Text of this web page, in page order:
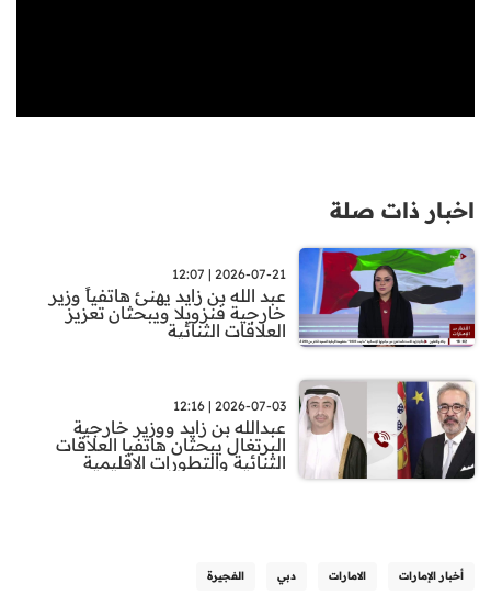
اخبار ذات صلة
2026-07-21 | 12:07
عبد الله بن زايد يهنئ هاتفياً وزير
خارجية فنزويلا ويبحثان تعزيز
العلاقات الثنائية
2026-07-03 | 12:16
عبدالله بن زايد ووزير خارجية
البرتغال يبحثان هاتفيا العلاقات
الثنائية والتطورات الاقليمية
أخبار الإمارات الامارات دبي الفجيرة